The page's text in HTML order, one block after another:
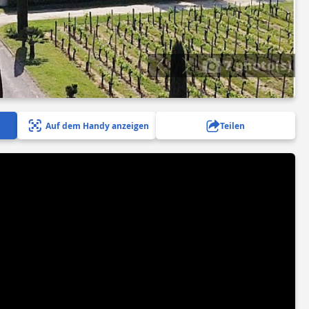
7 photo(s)
Auf dem Handy anzeigen Teilen